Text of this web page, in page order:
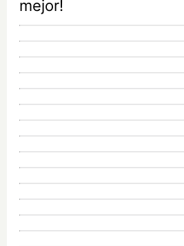
mejor!